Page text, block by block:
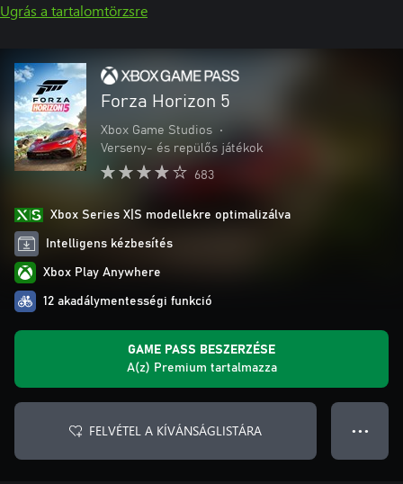
Ugrás a tartalomtörzsre
Forza Horizon 5
Xbox Game Studios
•
Verseny- és repülős játékok
683
Xbox Series X|S modellekre optimalizálva
Intelligens kézbesítés
Xbox Play Anywhere
12 akadálymentességi funkció
GAME PASS BESZERZÉSE
A(z) Premium tartalmazza
FELVÉTEL A KÍVÁNSÁGLISTÁRA ● ● ●